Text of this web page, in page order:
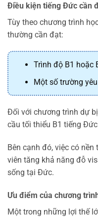
Điều kiện tiếng Đức cần
Tùy theo chương trình
thường cần đạt:
Trình độ B1 hoặc
Một số trường
Đối với chương trình dự
cầu tối thiểu B1 tiếng
Bên cạnh đó, việc có
viên tăng khả năng đỗ
sống tại Đức.
Ưu điểm của chương
Một trong những lợi thế